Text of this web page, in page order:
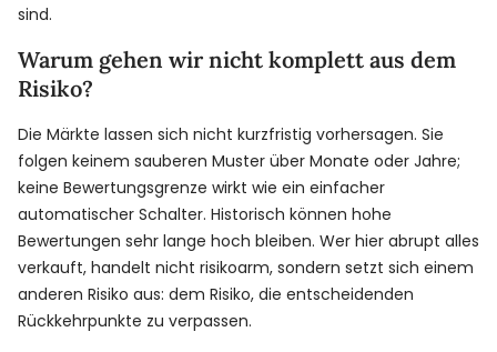
sind.
Warum gehen wir nicht komplett aus dem
Risiko?
Die Märkte lassen sich nicht kurzfristig vorhersagen. Sie
folgen keinem sauberen Muster über Monate oder Jahre;
keine Bewertungsgrenze wirkt wie ein einfacher
automatischer Schalter. Historisch können hohe
Bewertungen sehr lange hoch bleiben. Wer hier abrupt alles
verkauft, handelt nicht risikoarm, sondern setzt sich einem
anderen Risiko aus: dem Risiko, die entscheidenden
Rückkehrpunkte zu verpassen.